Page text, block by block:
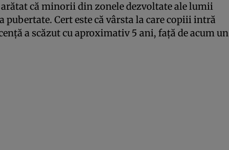
arătat că minorii din zonele dezvoltate ale lumii
pubertate. Cert este că vârsta la care copiii intră
a scăzut cu aproximativ 5 ani, faţă de acum un